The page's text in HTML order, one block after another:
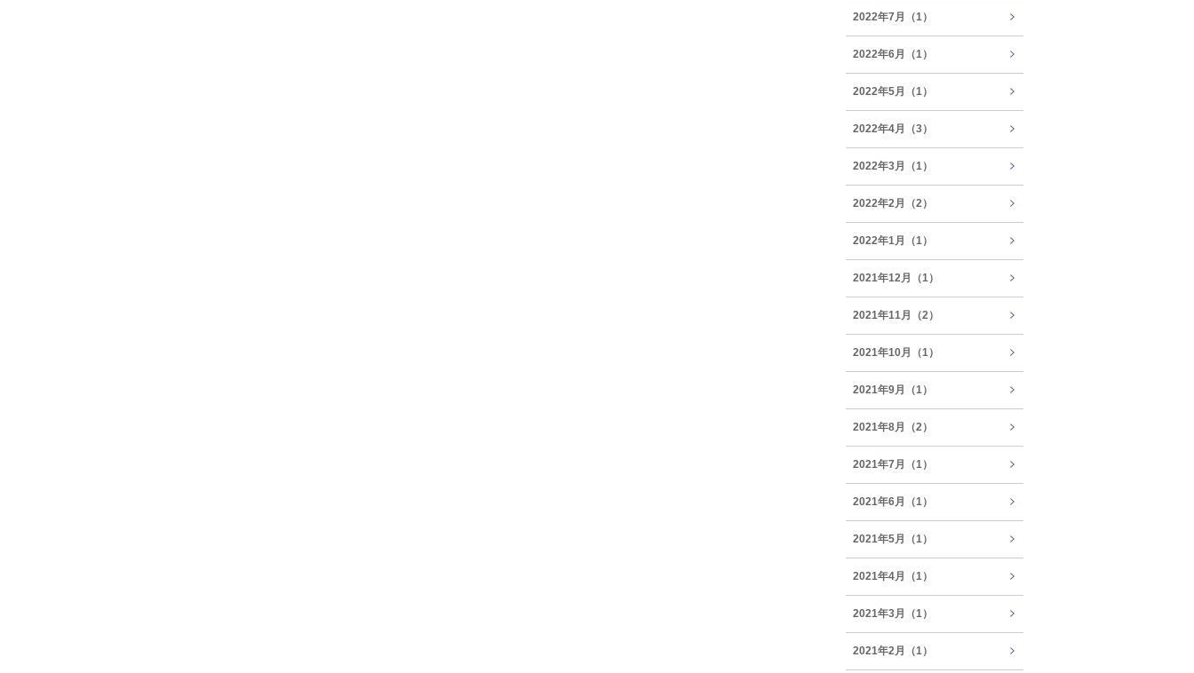
2022年7月（1）
2022年6月（1）
2022年5月（1）
2022年4月（3）
2022年3月（1）
2022年2月（2）
2022年1月（1）
2021年12月（1）
2021年11月（2）
2021年10月（1）
2021年9月（1）
2021年8月（2）
2021年7月（1）
2021年6月（1）
2021年5月（1）
2021年4月（1）
2021年3月（1）
2021年2月（1）